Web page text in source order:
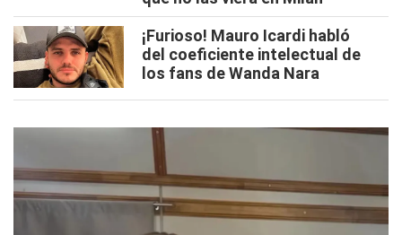
¡Furioso! Mauro Icardi habló
del coeficiente intelectual de
los fans de Wanda Nara